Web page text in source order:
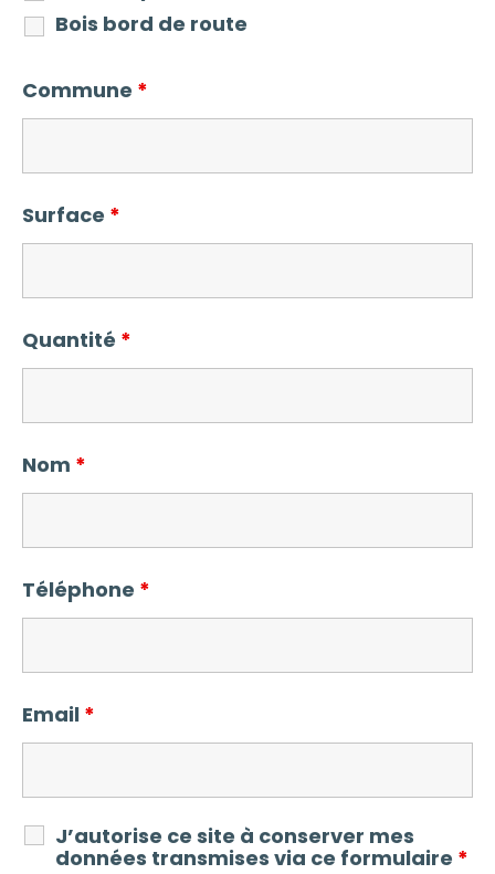
Bois bord de route
Commune *
Surface *
Quantité *
Nom *
Téléphone *
Email *
J’autorise ce site à conserver mes
données transmises via ce formulaire *